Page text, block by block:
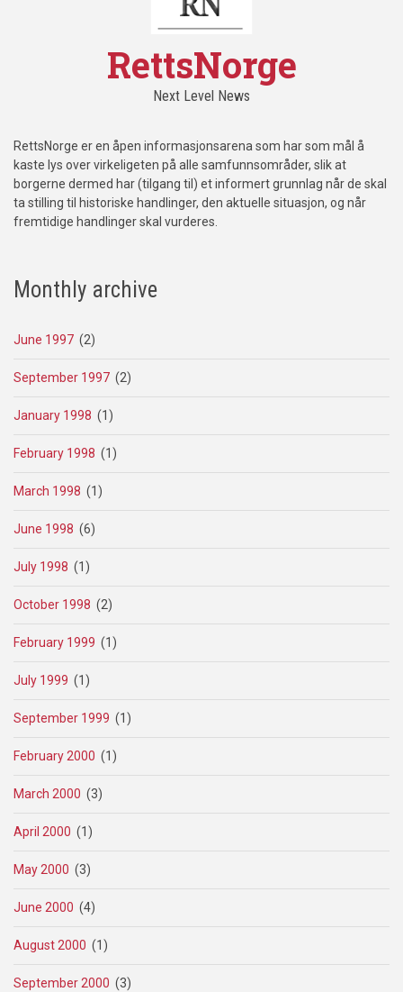
RettsNorge
Next Level News
RettsNorge er en åpen informasjonsarena som har som mål å
kaste lys over virkeligeten på alle samfunnsområder, slik at
borgerne dermed har (tilgang til) et informert grunnlag når de skal
ta stilling til historiske handlinger, den aktuelle situasjon, og når
fremtidige handlinger skal vurderes.
Monthly archive
June 1997 (2)
September 1997 (2)
January 1998 (1)
February 1998 (1)
March 1998 (1)
June 1998 (6)
July 1998 (1)
October 1998 (2)
February 1999 (1)
July 1999 (1)
September 1999 (1)
February 2000 (1)
March 2000 (3)
April 2000 (1)
May 2000 (3)
June 2000 (4)
August 2000 (1)
September 2000 (3)